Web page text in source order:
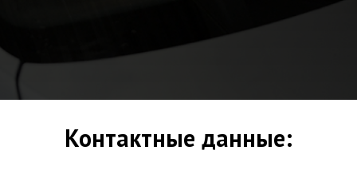
Контактные данные: